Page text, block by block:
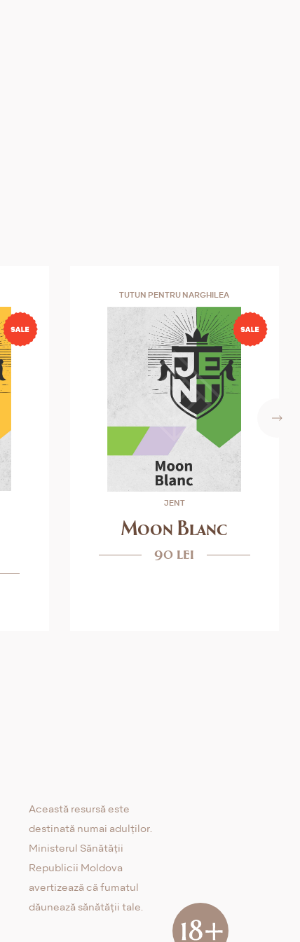
TUTUN PENTRU NARGHILEA
JENT
Moon Blanc
90 lei
Această resursă este
destinată numai adulților.
Ministerul Sănătății
Republicii Moldova
avertizează că fumatul
dăunează sănătății tale.